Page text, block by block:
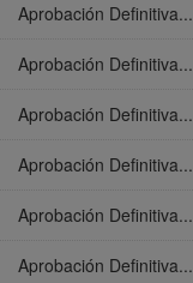
Aprobación Definitiva...
Aprobación Definitiva...
Aprobación Definitiva...
Aprobación Definitiva...
Aprobación Definitiva...
Aprobación Definitiva...